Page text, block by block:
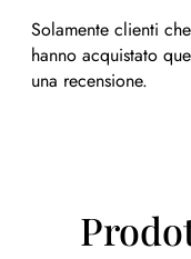
Solamente clienti
hanno acquistato
una recensione.